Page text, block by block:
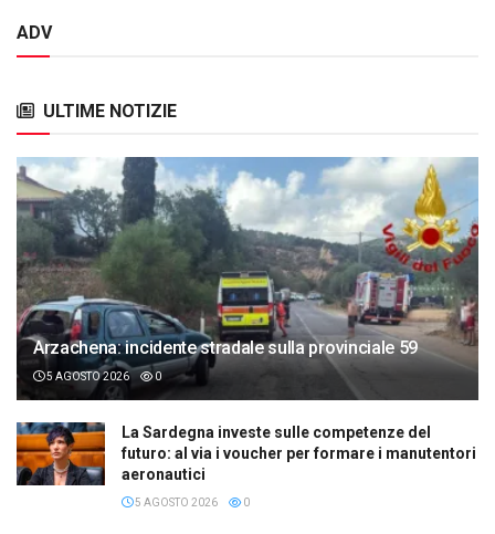
ADV
ULTIME NOTIZIE
Arzachena: incidente stradale sulla provinciale 59
5 AGOSTO 2026 0
La Sardegna investe sulle competenze del
futuro: al via i voucher per formare i manutentori
aeronautici
5 AGOSTO 2026 0